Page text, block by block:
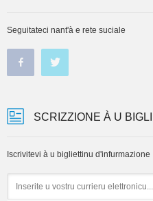
Seguitateci nant'à e rete suciale
SCRIZZIONE À U
Iscrivitevi à u bigliettinu d'infurmazione